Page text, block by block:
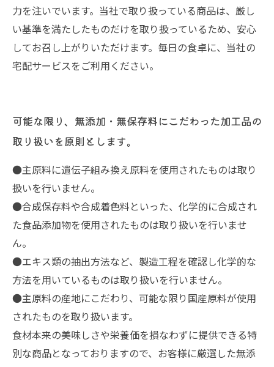
力を注いでいます。当社で取り扱っている商品は、厳し
い基準を満たしたものだけを取り扱っているため、安心
してお召し上がりいただけます。毎日の食卓に、当社の
宅配サービスをご利用ください。
可能な限り、無添加・無保存料にこだわった加工品の
取り扱いを原則とします。
●主原料に遺伝子組み換え原料を使用されたものは取り
扱いを行いません。
●合成保存料や合成着色料といった、化学的に合成され
た食品添加物を使用されたものは取り扱いを行いませ
ん。
●エキス類の抽出方法など、製造工程を確認し化学的な
方法を用いているものは取り扱いを行いません。
●主原料の産地にこだわり、可能な限り国産原料が使用
されたものを取り扱います。
食材本来の美味しさや栄養価を損なわずに提供できる特
別な商品となっておりますので、お客様に厳選した無添